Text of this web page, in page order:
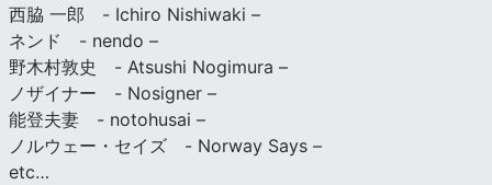
西脇 一郎 - Ichiro Nishiwaki –
ネンド - nendo –
野木村敦史 - Atsushi Nogimura –
ノザイナー - Nosigner –
能登夫妻 - notohusai –
ノルウェー・セイズ - Norway Says –
etc…